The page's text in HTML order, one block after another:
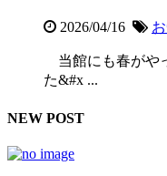
2026/04/16
当館にも春がや
た&#x ...
NEW POST